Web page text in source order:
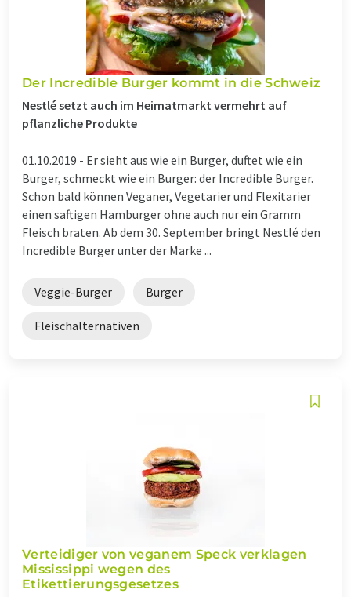
Der Incredible Burger kommt in die Schweiz
Nestlé setzt auch im Heimatmarkt vermehrt auf
pflanzliche Produkte
01.10.2019 - Er sieht aus wie ein Burger, duftet wie ein
Burger, schmeckt wie ein Burger: der Incredible Burger.
Schon bald können Veganer, Vegetarier und Flexitarier
einen saftigen Hamburger ohne auch nur ein Gramm
Fleisch braten. Ab dem 30. September bringt Nestlé den
Incredible Burger unter der Marke ...
Veggie-Burger Burger
Fleischalternativen
Verteidiger von veganem Speck verklagen
Mississippi wegen des
Etikettierungsgesetzes